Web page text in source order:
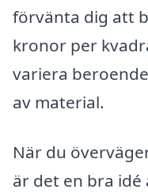
förvänta dig att
kronor per
variera
av material.
När du
är det en bra